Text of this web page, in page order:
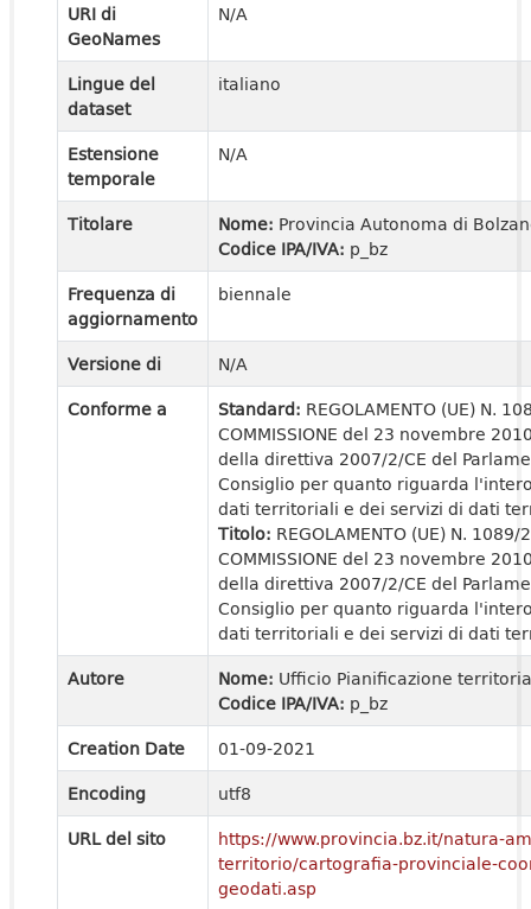
URI di
GeoNames
N/A
Lingue del
dataset
italiano
Estensione
temporale
N/A
Titolare Nome: Provincia Autonoma di
Codice IPA/IVA: p_bz
Frequenza di
aggiornamento
biennale
Versione di
N/A
Conforme a
Standard: REGOLAMENTO (UE) N.
COMMISSIONE del 23 novembre
della direttiva 2007/2/CE del
Consiglio per quanto riguarda
dati territoriali e dei servizi di dati
Titolo: REGOLAMENTO (UE) N. 1089/
COMMISSIONE del 23 novembre
della direttiva 2007/2/CE del
Consiglio per quanto riguarda
dati territoriali e dei servizi di dati
Autore
Nome: Ufficio Pianificazione
Codice IPA/IVA: p_bz
Creation Date
01-09-2021
Encoding
utf8
URL del sito
https://www.provincia.bz.it/natura-
territorio/cartografia-provinciale-
geodati.asp